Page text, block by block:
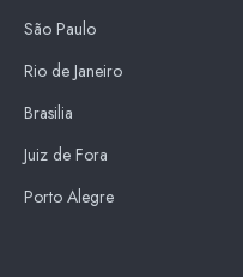
São Paulo
Rio de Janeiro
Brasilia
Juiz de Fora
Porto Alegre